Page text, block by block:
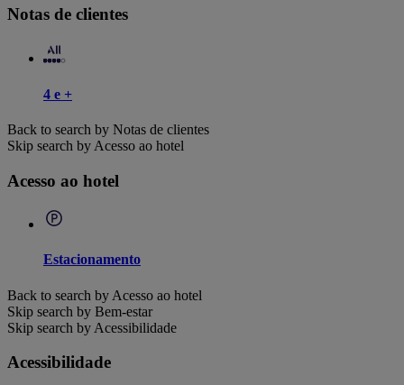
Notas de clientes
4 e +
Back to search by Notas de clientes
Skip search by Acesso ao hotel
Acesso ao hotel
Estacionamento
Back to search by Acesso ao hotel
Skip search by Bem-estar
Skip search by Acessibilidade
Acessibilidade